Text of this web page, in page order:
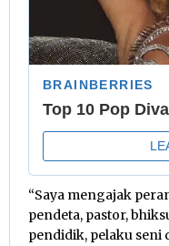
“Saya mengajak
pendeta, pastor,
pendidik, pelaku seni